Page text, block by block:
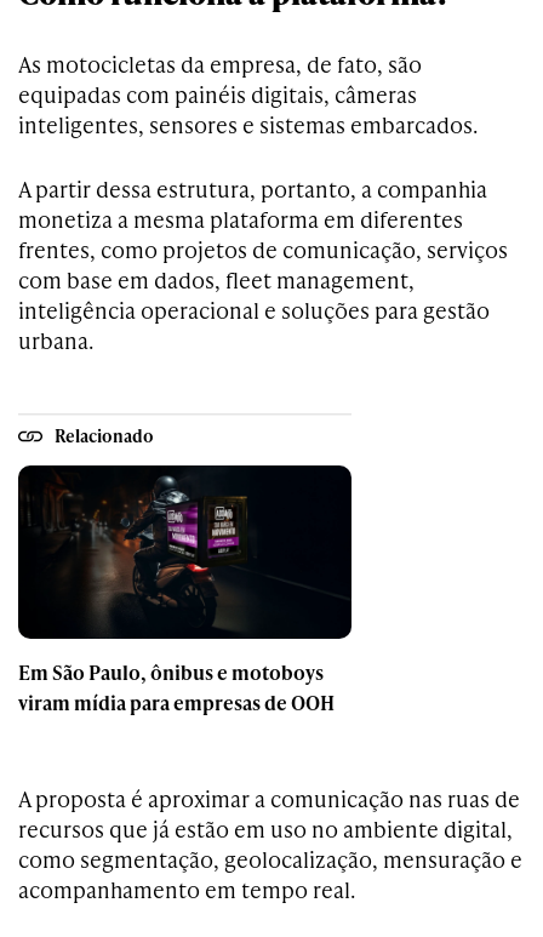
As motocicletas da empresa, de fato, são
equipadas com painéis digitais, câmeras
inteligentes, sensores e sistemas embarcados.
A partir dessa estrutura, portanto, a companhia
monetiza a mesma plataforma em diferentes
frentes, como projetos de comunicação, serviços
com base em dados, fleet management,
inteligência operacional e soluções para gestão
urbana.
Relacionado
Em São Paulo, ônibus e motoboys
viram mídia para empresas de OOH
A proposta é aproximar a comunicação nas ruas de
recursos que já estão em uso no ambiente digital,
como segmentação, geolocalização, mensuração e
acompanhamento em tempo real.